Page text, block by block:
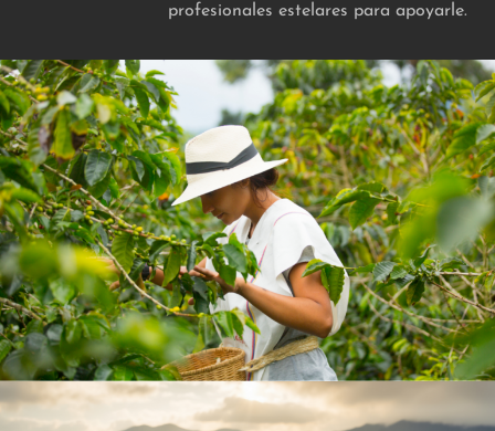
profesionales estelares para apoyarle.